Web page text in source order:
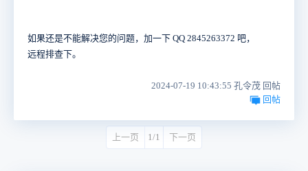
如果还是不能解决您的问题，加一下 QQ 2845263372 吧，
远程排查下。
2024-07-19 10:43:55 孔令茂 回帖
回帖
上一页 1/1 下一页